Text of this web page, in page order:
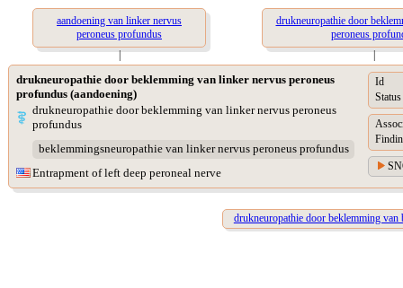
aandoening van linker nervus
peroneus profundus
drukneuropathie door
peroneus
|
|
drukneuropathie door beklemming van linker nervus peroneus
profundus (aandoening)
drukneuropathie door beklemming van linker nervus peroneus
profundus
beklemmingsneuropathie van linker nervus peroneus profundus
Entrapment of left deep peroneal nerve
Id
Status
drukneuropathie door beklemming